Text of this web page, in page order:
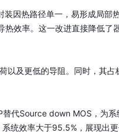
因热路径单一，易形成局部
热效率。这一改进直接降低了
以及更低的导阻。同时，其占
代Source down MOS，为系
统效率大于95.5%，展现出更